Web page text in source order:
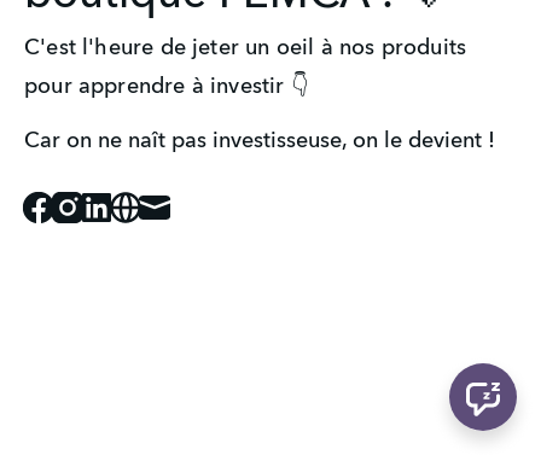
C'est l'heure de jeter un oeil à nos produits
pour apprendre à investir 👇
Car on ne naît pas investisseuse, on le devient !
Facebook
Instagram
Linked_in
Website
Mail